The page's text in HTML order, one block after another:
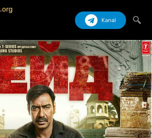
.org
Kanal
Izlash